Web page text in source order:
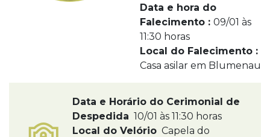
Data e hora do
Falecimento : 09/01 às
11:30 horas
Local do Falecimento :
Casa asilar em Blumenau
Data e Horário do Cerimonial de
Despedida 10/01 às 11:30 horas
Local do Velório Capela do